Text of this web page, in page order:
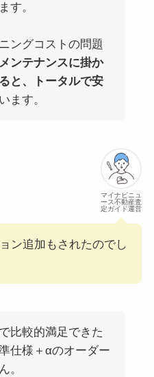
す。
ングコストの問題
メンテナンスに掛か
と、トータルで安
ます。
マイナビニュ
ース不動産査
定ガイド運営
ン追加もされたのでし
比較的満足できた
仕様＋αのオーダー
。